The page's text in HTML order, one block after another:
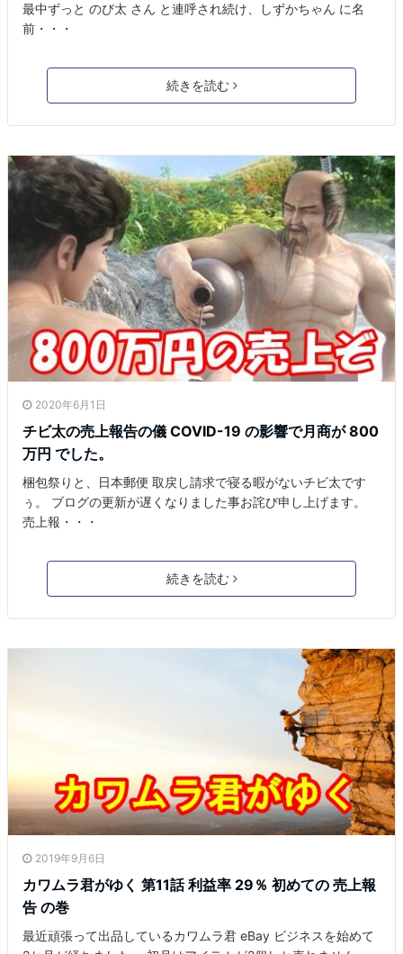
最中ずっと のび太 さん と連呼され続け、しずかちゃん に名
前・・・
続きを読む
2020年6月1日
チビ太の売上報告の儀 COVID-19 の影響で月商が 800
万円 でした。
梱包祭りと、日本郵便 取戻し請求で寝る暇がないチビ太です
ぅ。 ブログの更新が遅くなりました事お詫び申し上げます。
売上報・・・
続きを読む
2019年9月6日
カワムラ君がゆく 第11話 利益率 29％ 初めての 売上報
告 の巻
最近頑張って出品しているカワムラ君 eBay ビジネスを始めて